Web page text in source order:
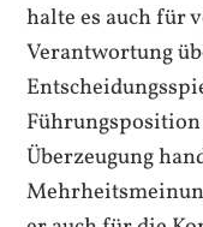
halte es auch für
Verantwortung
Überzeugung